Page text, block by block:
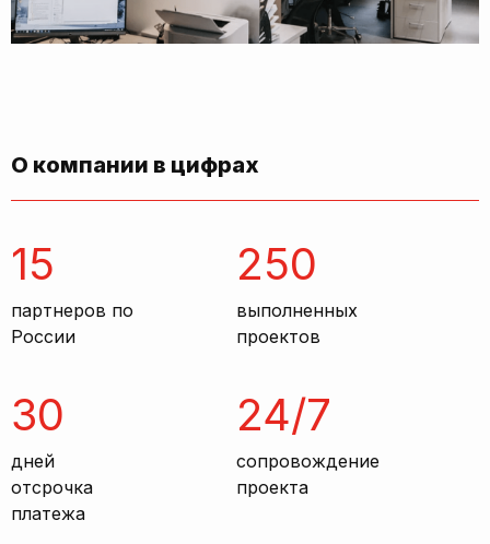
О компании в цифрах
15
партнеров по
России
250
выполненных
проектов
30
дней
отсрочка
платежа
24/7
сопровождение
проекта